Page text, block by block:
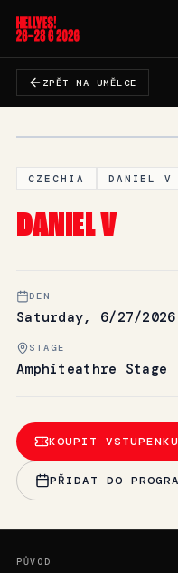
ZPĚT NA UMĚLCE
CZECHIA DANIEL V
DANIEL V
DEN
Saturday, 6/27/2026
STAGE
Amphiteathre Stage
KOUPIT VSTUPENKU
PŘIDAT DO
PŮVOD